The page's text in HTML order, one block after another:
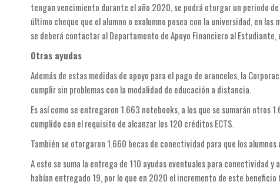
tengan vencimiento durante el año 2020, se podrá otorgar un periodo
último cheque que el alumno o exalumno posea con la universidad, en
se deberá contactar al Departamento de Apoyo Financiero al
Otras ayudas
Además de estas medidas de apoyo para el pago de aranceles, la
cumplir sin problemas con la modalidad de educación a distancia.
Es así como se entregaron 1.663 notebooks, a los que se sumarán
cumplido con el requisito de alcanzar los 120 créditos ECTS.
También se otorgaron 1.660 becas de conectividad para que los
A esto se suma la entrega de 110 ayudas eventuales para conectividad y
habían entregado 19, por lo que en 2020 el incremento de este